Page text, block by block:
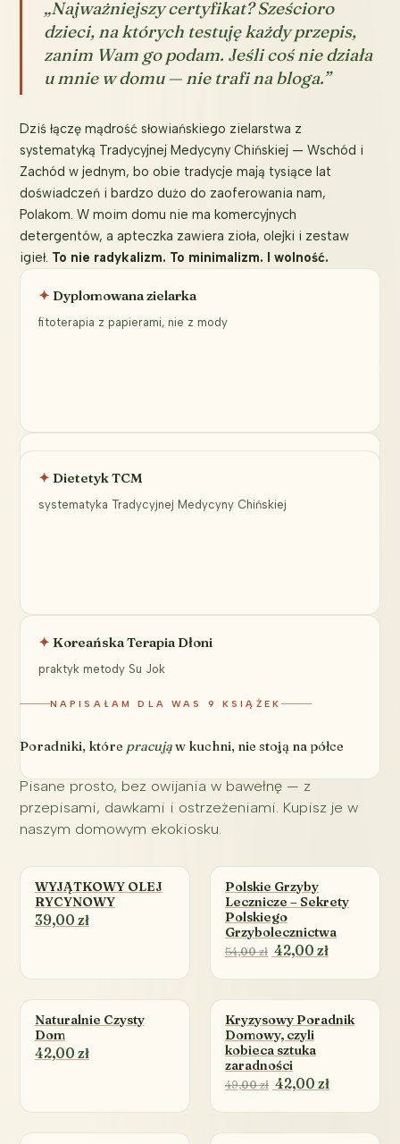
„Najważniejszy certyfikat? Sześcioro
dzieci, na których testuję każdy przepis,
zanim Wam go podam. Jeśli coś nie działa
u mnie w domu — nie trafi na bloga.”
Dziś łączę mądrość słowiańskiego zielarstwa z
systematyką Tradycyjnej Medycyny Chińskiej — Wschód i
Zachód w jednym, bo obie tradycje mają tysiące lat
doświadczeń i bardzo dużo do zaoferowania nam,
Polakom. W moim domu nie ma komercyjnych
detergentów, a apteczka zawiera zioła, olejki i zestaw
igieł. To nie radykalizm. To minimalizm. I wolność.
Dyplomowana zielarka
fitoterapia z papierami, nie z mody
terapia pijawką lekarską
Dietetyk TCM
systematyka Tradycyjnej Medycyny Chińskiej
Koreańska Terapia Dłoni
praktyk metody Su Jok
NAPISAŁAM DLA WAS 9 KSIĄŻEK
Poradniki, które pracująw kuchni, nie stoją na półce
Pisane prosto, bez owijania w bawełnę — z
przepisami, dawkami i ostrzeżeniami. Kupisz je w
naszym domowym ekokiosku.
WYJĄTKOWY OLEJ
RYCYNOWY
39,00 zł
Polskie Grzyby
Lecznicze – Sekrety
Polskiego
Grzybolecznictwa
54,00 zł 42,00 zł
Naturalnie Czysty
Dom
42,00 zł
Kryzysowy Poradnik
Domowy, czyli
kobieca sztuka
zaradności
49,00 zł 42,00 zł